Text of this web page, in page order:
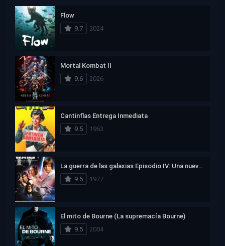
Flow
9.7
2024
Mortal Kombat II
9.6
2026
Cantinflas Entrega Inmediata
9.5
1963
La guerra de las galaxias Episodio IV: Una nueva esperanza
9.5
1977
El mito de Bourne (La supremacía Bourne)
9.5
2004